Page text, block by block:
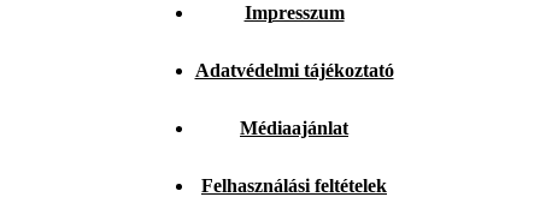
Impresszum
Adatvédelmi tájékoztató
Médiaajánlat
Felhasználási feltételek